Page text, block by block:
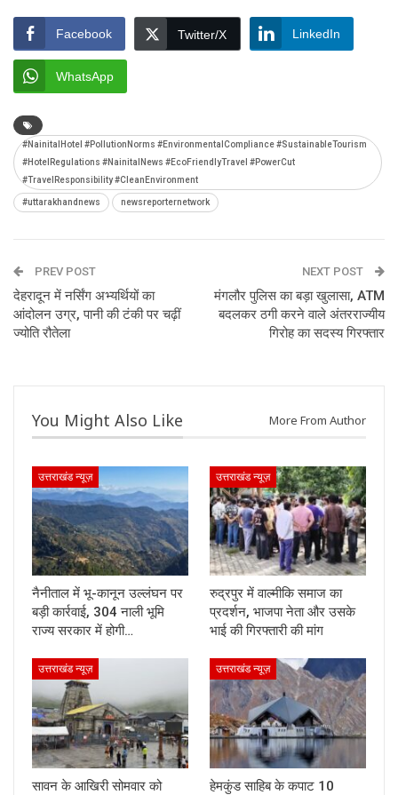
Facebook Twitter/X LinkedIn
WhatsApp
#NainitalHotel #PollutionNorms #EnvironmentalCompliance #SustainableTourism
#HotelRegulations #NainitalNews #EcoFriendlyTravel #PowerCut
#TravelResponsibility #CleanEnvironment
#uttarakhandnews newsreporternetwork
PREV POST
देहरादून में नर्सिंग अभ्यर्थियों का
आंदोलन उग्र, पानी की टंकी पर चढ़ीं
ज्योति रौतेला
NEXT POST
मंगलौर पुलिस का बड़ा खुलासा, ATM
बदलकर ठगी करने वाले अंतरराज्यीय
गिरोह का सदस्य गिरफ्तार
You Might Also Like More From Author
उत्तराखंड न्यूज़
नैनीताल में भू-कानून उल्लंघन पर
बड़ी कार्रवाई, 304 नाली भूमि
राज्य सरकार में होगी…
उत्तराखंड न्यूज़
रुद्रपुर में वाल्मीकि समाज का
प्रदर्शन, भाजपा नेता और उसके
भाई की गिरफ्तारी की मांग
उत्तराखंड न्यूज़
सावन के आखिरी सोमवार को
उत्तराखंड न्यूज़
हेमकुंड साहिब के कपाट 10